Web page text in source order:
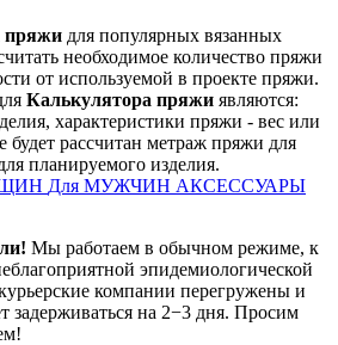
пряжи для популярных вязанных
необходимое количество пряжи
от используемой в проекте пряжи.
Калькулятора пряжи являются:
характеристики пряжи - вес или
будет рассчитан метраж пряжи для
планируемого изделия.
Для МУЖЧИН АКСЕССУАРЫ
Мы работаем в обычном режиме, к
эпидемиологической
компании перегружены и
задерживаться на 2−3 дня. Просим